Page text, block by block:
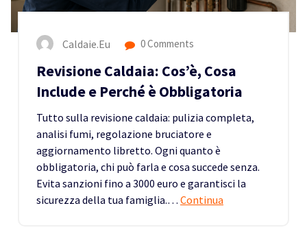
Caldaie.eu 0 Comments
Revisione Caldaia: Cos’è, Cosa
Include e Perché è Obbligatoria
Tutto sulla revisione caldaia: pulizia completa,
analisi fumi, regolazione bruciatore e
aggiornamento libretto. Ogni quanto è
obbligatoria, chi può farla e cosa succede senza.
Evita sanzioni fino a 3000 euro e garantisci la
sicurezza della tua famiglia.… Continua